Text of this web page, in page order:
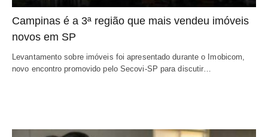
Campinas é a 3ª região que mais vendeu imóveis
novos em SP
Levantamento sobre imóveis foi apresentado durante o Imobicom,
novo encontro promovido pelo Secovi-SP para discutir…